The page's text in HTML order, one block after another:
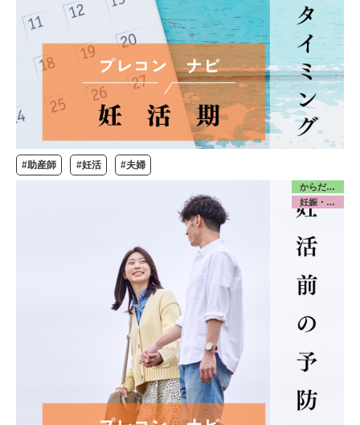
#助産師 #妊活 #夫婦
からだ／みんな
妊娠・出産